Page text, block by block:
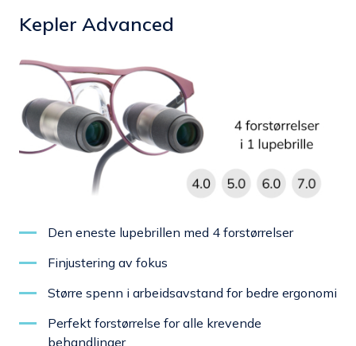
Kepler Advanced
Den eneste lupebrillen med 4 forstørrelser
Finjustering av fokus
Større spenn i arbeidsavstand for bedre ergonomi
Perfekt forstørrelse for alle krevende
behandlinger